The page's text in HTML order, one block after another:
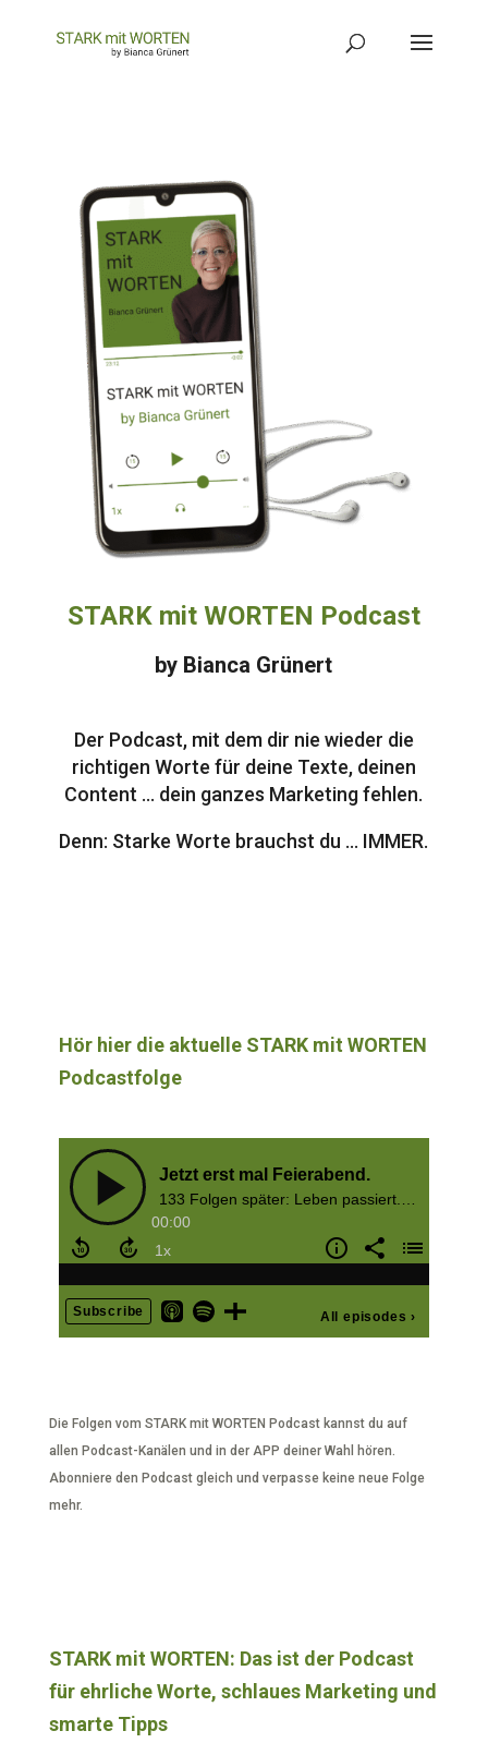
STARK mit WORTEN Podcast
by Bianca Grünert
Der Podcast, mit dem dir nie wieder die
richtigen Worte für deine Texte, deinen
Content … dein ganzes Marketing fehlen.
Denn: Starke Worte brauchst du … IMMER.
Hör hier die aktuelle STARK mit WORTEN
Podcastfolge
Die Folgen vom STARK mit WORTEN Podcast kannst du auf
allen Podcast-Kanälen und in der APP deiner Wahl hören.
Abonniere den Podcast gleich und verpasse keine neue Folge
mehr.
STARK mit WORTEN: Das ist der Podcast
für ehrliche Worte, schlaues Marketing und
smarte Tipps